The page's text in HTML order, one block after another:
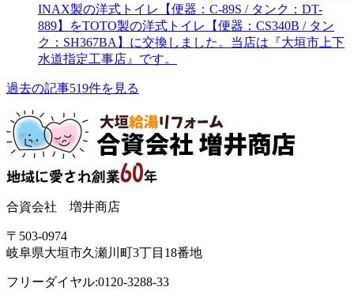
INAX製の洋式トイレ【便器：C-89S / タンク：DT-
889】をTOTO製の洋式トイレ【便器：CS340B / タン
ク：SH367BA】に交換しました。当店は『大垣市上下
水道指定工事店』です。
過去の記事519件を見る
合資会社 増井商店
〒503-0974
岐阜県大垣市久瀬川町3丁目18番地
フリーダイヤル:0120-3288-33